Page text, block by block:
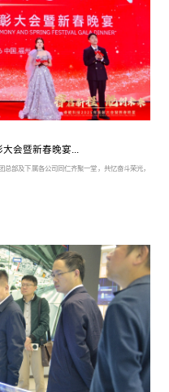
会暨新春晚宴...
部及下属各公司同仁齐聚一堂，共忆奋斗荣光，